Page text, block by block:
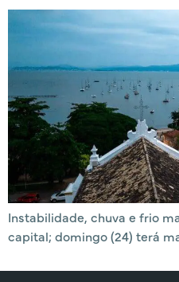
Instabilidade, chuva e frio
capital; domingo (24) terá